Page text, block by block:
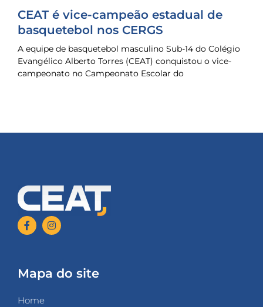
CEAT é vice-campeão estadual de
basquetebol nos CERGS
A equipe de basquetebol masculino Sub-14 do Colégio
Evangélico Alberto Torres (CEAT) conquistou o vice-
campeonato no Campeonato Escolar do
Mapa do site
Home